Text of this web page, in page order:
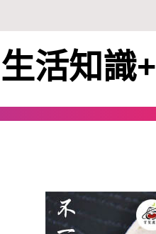
活知識+